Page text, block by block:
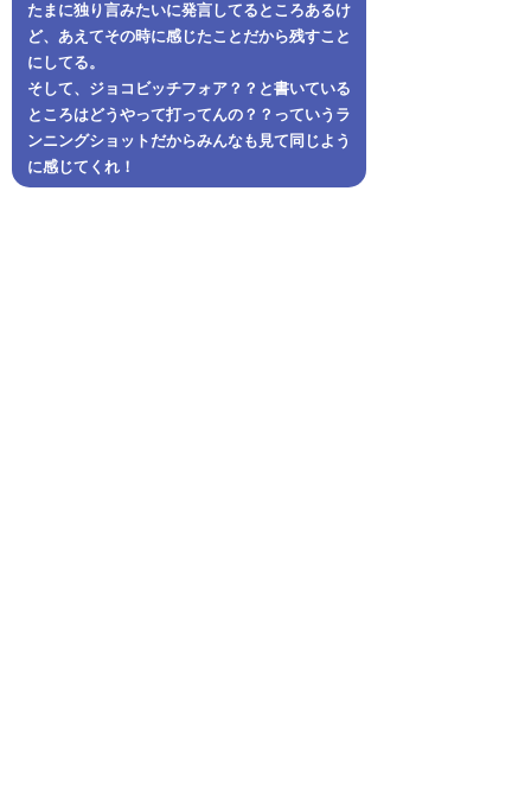
たまに独り言みたいに発言してるところあるけ
ど、あえてその時に感じたことだから残すこと
にしてる。
そして、ジョコビッチフォア？？と書いている
ところはどうやって打ってんの？？っていうラ
ンニングショットだからみんなも見て同じよう
に感じてくれ！